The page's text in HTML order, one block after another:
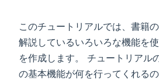
このチュートリアルでは、書籍
解説しているいろいろな機能を
を作成します。 チュートリアル
の基本機能が何を行ってくれる